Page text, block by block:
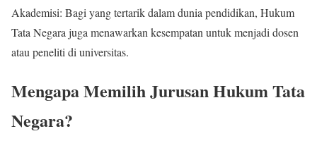
Akademisi: Bagi yang tertarik dalam dunia pendidikan, Hukum
Tata Negara juga menawarkan kesempatan untuk menjadi dosen
atau peneliti di universitas.
Mengapa Memilih Jurusan Hukum Tata
Negara?